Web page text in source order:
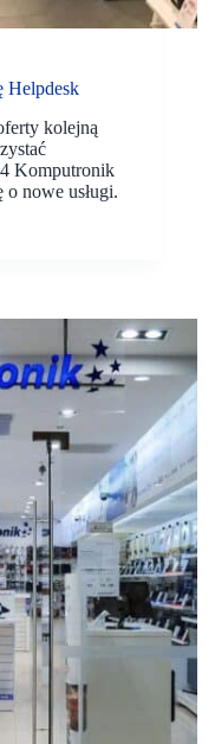
Helpdesk
kolejną
Komputronik
o nowe usługi.